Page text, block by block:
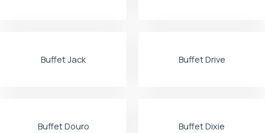
Buffet Jack Buffet Drive
Buffet Douro Buffet Dixie